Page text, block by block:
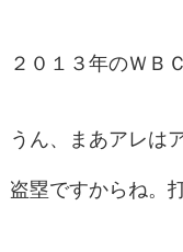
２０１３年のＷＢ
うん、まあアレは
盗塁ですからね。